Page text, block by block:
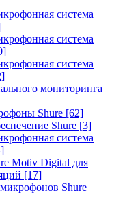
система
система
система
мониторинга
Shure [62]
Shure [3]
система
Motiv Digital для
[17]
Shure